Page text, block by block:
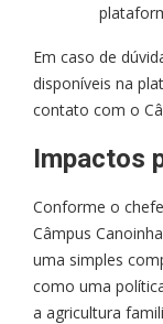
Em caso de
disponíveis na
contato com o
Impactos
Conforme o
Câmpus
uma simples
como uma
a agricultura